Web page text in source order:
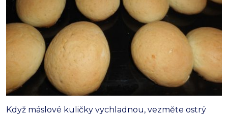
Když máslové kuličky vychladnou, vezměte ostrý